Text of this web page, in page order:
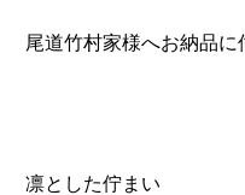
尾道竹村家様へお納品に
凛とした佇まい